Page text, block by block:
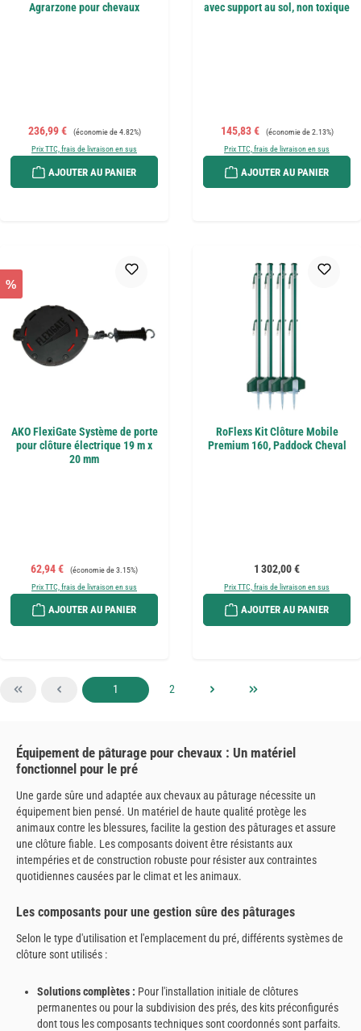
Agrarzone pour chevaux
Prix de vente :
236,99 € Prix régulier :
(économie de 4.82%)
Prix TTC, frais de livraison en sus
AJOUTER AU PANIER
avec support au sol, non toxique
Prix de vente :
145,83 € Prix régulier :
(économie de 2.13%)
Prix TTC, frais de livraison en sus
AJOUTER AU PANIER
%
AKO FlexiGate Système de porte
pour clôture électrique 19 m x
20 mm
Prix de vente :
62,94 € Prix régulier :
(économie de 3.15%)
Prix TTC, frais de livraison en sus
AJOUTER AU PANIER
RoFlexs Kit Clôture Mobile
Premium 160, Paddock Cheval
Prix régulier :
1 302,00 €
Prix TTC, frais de livraison en sus
AJOUTER AU PANIER
Page
1 Page
2
Équipement de pâturage pour chevaux : Un matériel
fonctionnel pour le pré
Une garde sûre und adaptée aux chevaux au pâturage nécessite un
équipement bien pensé. Un matériel de haute qualité protège les
animaux contre les blessures, facilite la gestion des pâturages et assure
une clôture fiable. Les composants doivent être résistants aux
intempéries et de construction robuste pour résister aux contraintes
quotidiennes causées par le climat et les animaux.
Les composants pour une gestion sûre des pâturages
Selon le type d'utilisation et l'emplacement du pré, différents systèmes de
clôture sont utilisés :
Solutions complètes : Pour l'installation initiale de clôtures
permanentes ou pour la subdivision des prés, des kits préconfigurés
dont tous les composants techniques sont coordonnés sont parfaits.